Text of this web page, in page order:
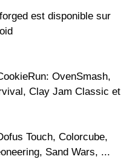
est disponible sur
OvenSmash,
Clay Jam Classic et
Touch, Colorcube,
Sand Wars, ...